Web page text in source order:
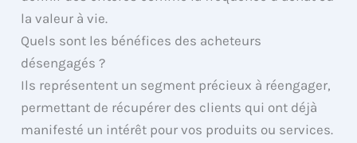
la valeur à vie.
Quels sont les bénéfices des acheteurs
désengagés ?
Ils représentent un segment précieux à réengager,
permettant de récupérer des clients qui ont déjà
manifesté un intérêt pour vos produits ou services.